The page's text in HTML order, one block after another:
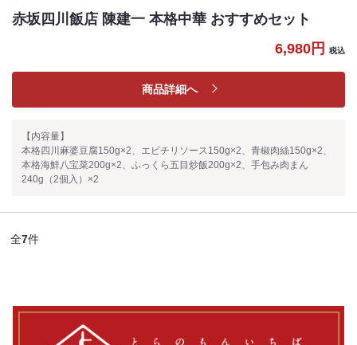
赤坂四川飯店 陳建一 本格中華 おすすめセット
6,980円
税込
商品詳細へ
【内容量】
本格四川麻婆豆腐150g×2、エビチリソース150g×2、青椒肉絲150g×2、
本格海鮮八宝菜200g×2、ふっくら五目炒飯200g×2、手包み肉まん
240g（2個入）×2
全7件